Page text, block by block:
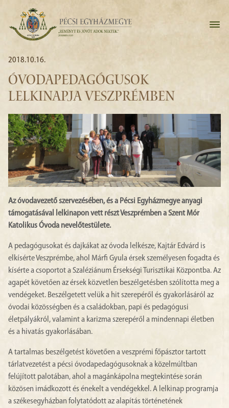
2018.10.16.
ÓVODAPEDAGÓGUSOK
LELKINAPJA VESZPRÉMBEN
Az óvodavezető szervezésében, és a Pécsi Egyházmegye anyagi
támogatásával lelkinapon vett részt Veszprémben a Szent Mór
Katolikus Óvoda nevelőtestülete.
A pedagógusokat és dajkákat az óvoda lelkésze, Kajtár Edvárd is
elkísérte Veszprémbe, ahol Márfi Gyula érsek személyesen fogadta és
kísérte a csoportot a Szaléziánum Érsekségi Turisztikai Központba. Az
agapét követően az érsek közvetlen beszélgetésben szólította meg a
vendégeket. Beszélgetett velük a hit szerepéről és gyakorlásáról az
óvodai közösségben és a családokban, papi és pedagógusi
életpályákról, valamint a karizma szerepéről a mindennapi életben
és a hivatás gyakorlásában.
A tartalmas beszélgetést követően a veszprémi főpásztor tartott
tárlatvezetést a pécsi óvodapedagógusoknak a közelmúltban
felújított palotában, ahol a magánkápolna megtekintése során
közösen imádkozott és énekelt a vendégekkel. A lelkinap programja
a székesegyházban folytatódott az alapítás történetének